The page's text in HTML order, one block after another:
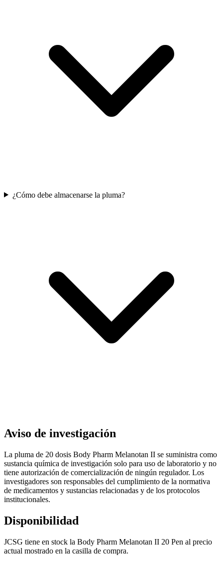
¿Cómo debe almacenarse la pluma?
Aviso de investigación
La pluma de 20 dosis Body Pharm Melanotan II se suministra como
sustancia química de investigación solo para uso de laboratorio y no
tiene autorización de comercialización de ningún regulador. Los
investigadores son responsables del cumplimiento de la normativa
de medicamentos y sustancias relacionadas y de los protocolos
institucionales.
Disponibilidad
JCSG tiene en stock la Body Pharm Melanotan II 20 Pen al precio
actual mostrado en la casilla de compra.